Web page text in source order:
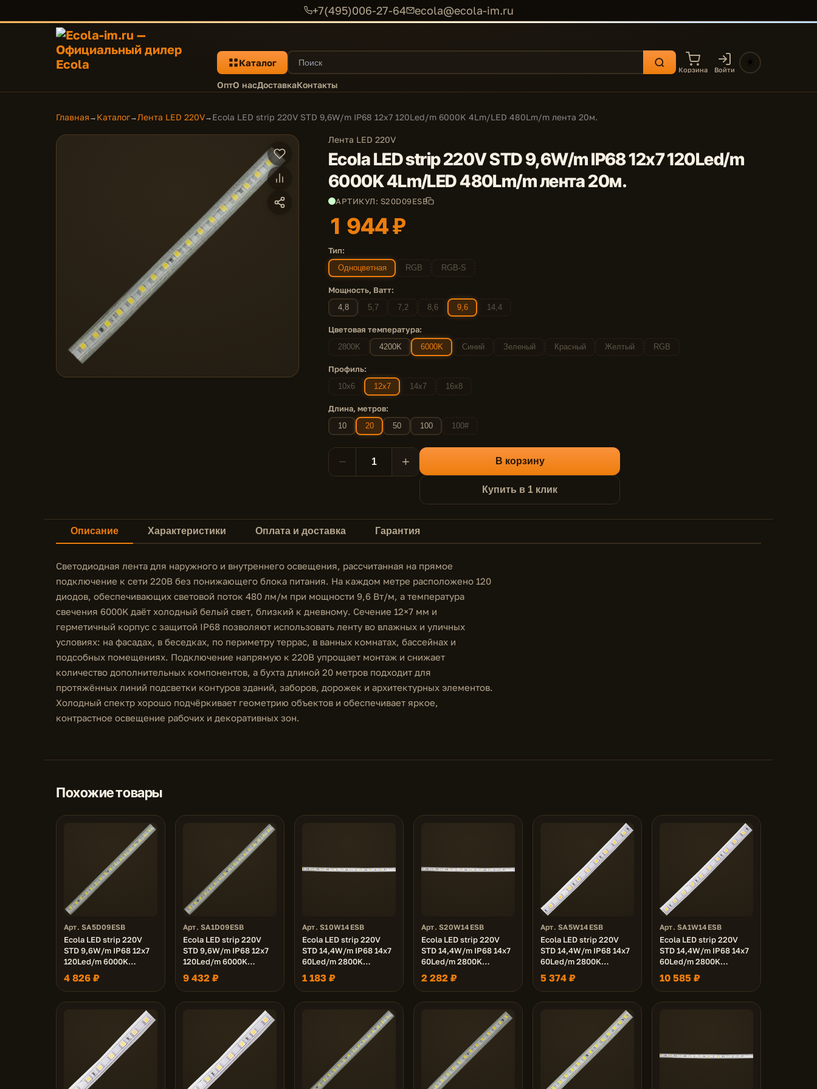
+7(495)006-27-64 ecola@ecola-im.ru
Каталог
Корзина Войти
ОптО насДоставкаКонтакты
Главная → Каталог→Лента LED 220V→ Ecola LED strip 220V STD 9,6W/m IP68 12x7 120Led/m 6000K 4Lm/LED 480Lm/m лента 20м.
Лента LED 220V
Ecola LED strip 220V STD 9,6W/m IP68 12x7 120Led/m
6000K 4Lm/LED 480Lm/m лента 20м.
АРТИКУЛ: S20D09ESB
1 944 ₽
Тип:
Одноцветная RGB RGB-S
Мощность, Ватт:
4,8 5,7 7,2 8,6 9,6 14,4
Цветовая температура:
2800K 4200K 6000K Синий Зеленый Красный Желтый RGB
Профиль:
10x6 12x7 14x7 16x8
Длина, метров:
10 20 50 100 100#
− + В корзину
Купить в 1 клик
Описание Характеристики Оплата и доставка Гарантия
Светодиодная лента для наружного и внутреннего освещения, рассчитанная на прямое
подключение к сети 220В без понижающего блока питания. На каждом метре расположено 120
диодов, обеспечивающих световой поток 480 лм/м при мощности 9,6 Вт/м, а температура
свечения 6000K даёт холодный белый свет, близкий к дневному. Сечение 12×7 мм и
герметичный корпус с защитой IP68 позволяют использовать ленту во влажных и уличных
условиях: на фасадах, в беседках, по периметру террас, в ванных комнатах, бассейнах и
подсобных помещениях. Подключение напрямую к 220В упрощает монтаж и снижает
количество дополнительных компонентов, а бухта длиной 20 метров подходит для
протяжённых линий подсветки контуров зданий, заборов, дорожек и архитектурных элементов.
Холодный спектр хорошо подчёркивает геометрию объектов и обеспечивает яркое,
контрастное освещение рабочих и декоративных зон.
Похожие товары
Арт. SA5D09ESB
Ecola LED strip 220V
STD 9,6W/m IP68 12x7
120Led/m 6000K
4Lm/LED 480Lm/m
лента 50м.
4 826 ₽
Арт. SA1D09ESB
Ecola LED strip 220V
STD 9,6W/m IP68 12x7
120Led/m 6000K
4Lm/LED 480Lm/m
лента 100м.
9 432 ₽
Арт. S10W14ESB
Ecola LED strip 220V
STD 14,4W/m IP68 14x7
60Led/m 2800K
12Lm/LED 720Lm/m
лента 10м.
1 183 ₽
Арт. S20W14ESB
Ecola LED strip 220V
STD 14,4W/m IP68 14x7
60Led/m 2800K
12Lm/LED 720Lm/m
лента 20м.
2 282 ₽
Арт. SA5W14ESB
Ecola LED strip 220V
STD 14,4W/m IP68 14x7
60Led/m 2800K
12Lm/LED 720Lm/m
лента 50м.
5 374 ₽
Арт. SA1W14ESB
Ecola LED strip 220V
STD 14,4W/m IP68 14x7
60Led/m 2800K
12Lm/LED 720Lm/m
лента 100м.
10 585 ₽